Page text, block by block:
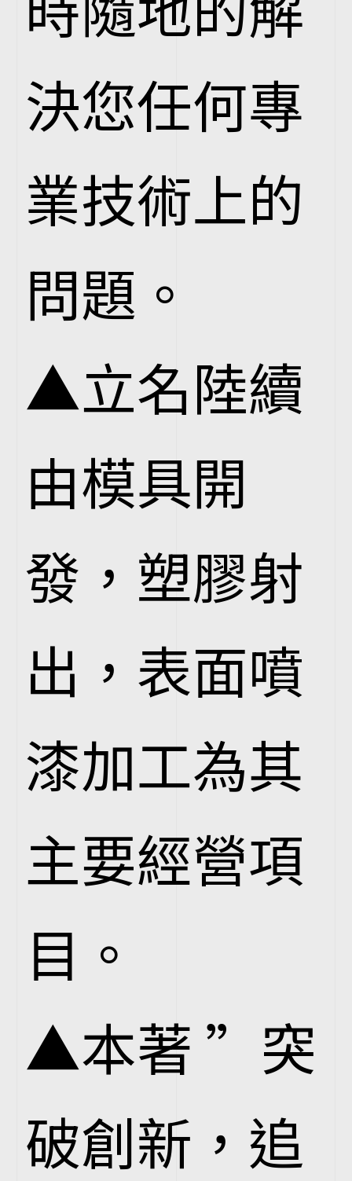
決您任何專
業技術上的
問題。
▲立名陸續
由模具開
發，塑膠射
出，表面噴
漆加工為其
主要經營項
目。
▲本著 ”突
破創新，追